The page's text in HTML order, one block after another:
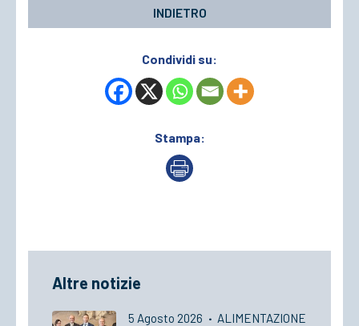
INDIETRO
Condividi su:
Stampa:
Altre notizie
5 Agosto 2026 · ALIMENTAZIONE